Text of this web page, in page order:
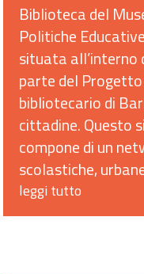
Biblioteca del
Politiche
situata all’interno
parte del
bibliotecario di
cittadine. Questo
compone di un
scolastiche,
leggi tutto